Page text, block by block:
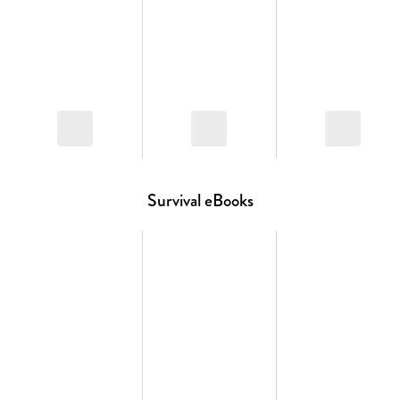
Survival eBooks